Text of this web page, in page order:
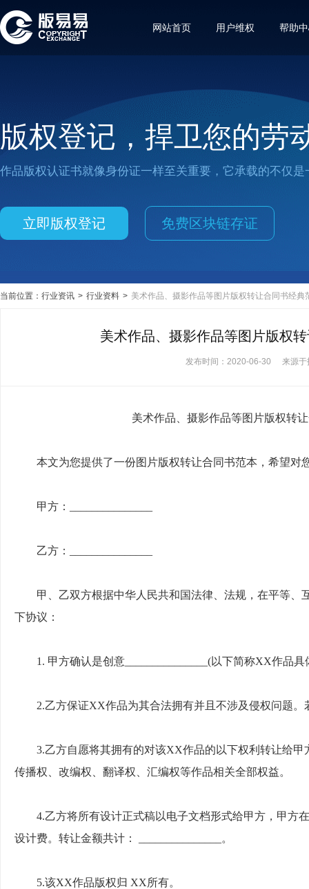
网站首页 用户维权 帮助
版权登记，捍卫您的劳
作品版权认证书就像身份证一样至关重要，它承载的不仅
立即版权登记 免费区块链存证
当前位置： 行业资讯 > 行业资料 > 美术作品、摄影作品等图片版权转让合同书经典
美术作品、摄影作品等图片版权
发布时间：2020-06-30 来源于
美术作品、摄影作品等图片版权转
本文为您提供了一份图片版权转让合同书范本，希望对
甲方：
乙方：
甲、乙双方根据中华人民共和国法律、法规，在平等、
下协议：
1. 甲方确认是创意_______________(以下简称XX作品
2.乙方保证XX作品为其合法拥有并且不涉及侵权问题
3.乙方自愿将其拥有的对该XX作品的以下权利转让给
传播权、改编权、翻译权、汇编权等作品相关全部权益。
4.乙方将所有设计正式稿以电子文档形式给甲方，甲方
设计费。转让金额共计： _______________。
5.该XX作品版权归 XX所有。